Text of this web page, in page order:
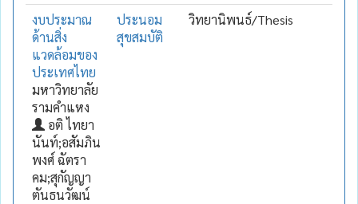
งบประมาณ
ด้านสิ่ง
แวดล้อมของ
ประเทศไทย
มหาวิทยาลัย
รามคำแหง
อติ ไทยา
นันท์;อสัมภิน
พงศ์ ฉัตรา
คม;สุกัญญา
ตันธนวัฒน์
ประนอม
สุขสมบัติ
วิทยานิพนธ์/Thesis